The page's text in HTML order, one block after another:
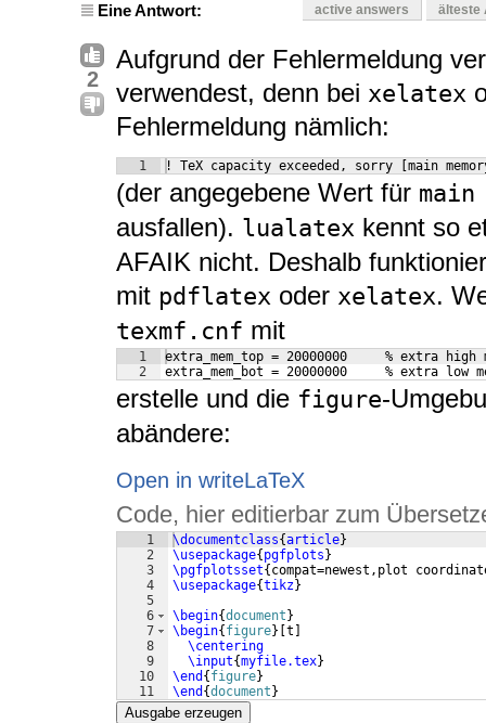
Eine Antwort: active answers älteste
2
Aufgrund der Fehlermeldung
verwendest, denn bei xelatex
Fehlermeldung nämlich:
1 ! TeX capacity exceeded, sorry [main
(der angegebene Wert für main
ausfallen). lualatex kennt so
AFAIK nicht. Deshalb
mit pdflatex oder xelatex.
texmf.cnf mit
1
2
extra_mem_top = 20000000     % extra
extra_mem_bot = 20000000     % extra
erstelle und die figure-
abändere:
Open in writeLaTeX
Code, hier editierbar zum
1
2
3
4
5
6
7
8
9
10
11
\documentclass{article}
\usepackage{ pgfplots }
\pgfplotsset{ compat=newest,plot
\usepackage{tikz}
\begin{document }
\begin{ figure} t
\centering
\input{myfile.tex}
\end { figure}
\end {document }
Ausgabe erzeugen